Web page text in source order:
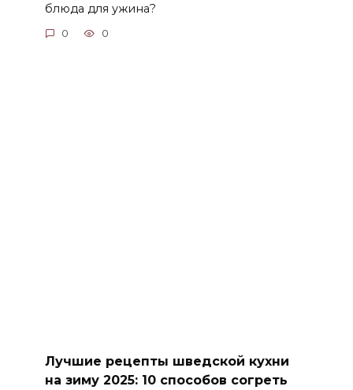
блюда для ужина?
0 0
Лучшие рецепты шведской кухни
на зиму 2025: 10 способов согреть